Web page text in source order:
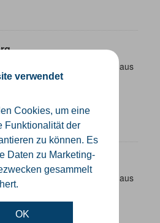
verwendet
Cookies, um eine
Funktionalität der
zu können. Es
Daten zu Marketing-
gesammelt
OK
Daten handelt es sich um aus
und entsprechend
Inhalte. Die ALKIS-Daten
Wiedenbrück
Daten handelt es sich um aus
und entsprechend
Inhalte. Die ALKIS-Daten